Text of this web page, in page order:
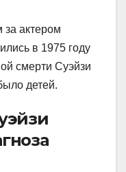
актером
в 1975 году
смерти Суэйзи
детей.